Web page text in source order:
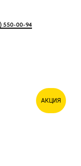
550-00-94
АКЦИЯ